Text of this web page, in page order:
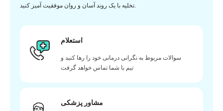
تخلیه با یک روند آسان و روان موفقیت آمیز کنید.
استعلام
سوالات مربوط به نگرانی درمانی خود را رها کنید و
تیم با شما تماس خواهد گرفت
مشاور پزشکی